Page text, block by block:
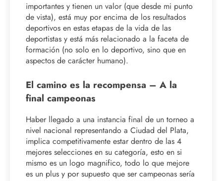
importantes y tienen un valor (que desde mi punto
de vista), está muy por encima de los resultados
deportivos en estas etapas de la vida de las
deportistas y está más relacionado a la faceta de
formación (no solo en lo deportivo, sino que en
aspectos de carácter humano).
El camino es la recompensa – A la
final campeonas
Haber llegado a una instancia final de un torneo a
nivel nacional representando a Ciudad del Plata,
implica competitivamente estar dentro de las 4
mejores selecciones en su categoría, esto en si
mismo es un logo magnifico, todo lo que mejore
es un plus y por supuesto que ser campeonas sería